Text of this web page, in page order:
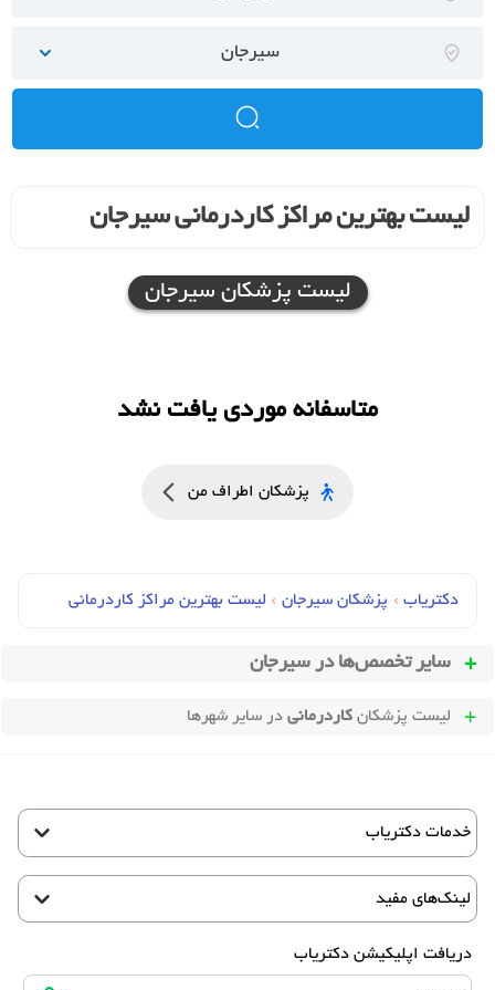
سیرجان
لیست بهترین مراکز کاردرمانی سیرجان
لیست پزشکان سیرجان
متاسفانه موردی یافت نشد
پزشکان اطراف من
دکتریاب › پزشکان سیرجان › لیست بهترین مراکز کاردرمانی
سایر تخصص‌ها در سیرجان
لیست پزشکان کاردرمانی در سایر شهرها
خدمات دکتریاب
لینک‌های مفید
دریافت اپلیکیشن دکتریاب